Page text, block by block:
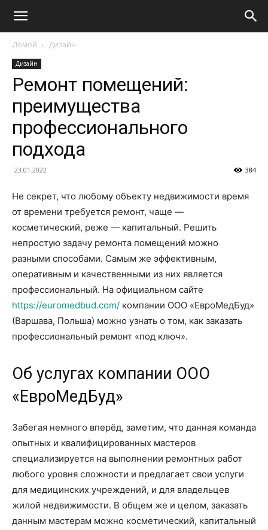
Домой Дизайн
Дизайн
Ремонт помещений:
преимущества
профессионального
подхода
23.01.2022 384
Не секрет, что любому объекту недвижимости время
от времени требуется ремонт, чаще —
косметический, реже — капитальный. Решить
непростую задачу ремонта помещений можно
разными способами. Самым же эффективным,
оперативным и качественными из них является
профессиональный. На официальном сайте
https://euromedbud.com/ компании ООО «ЕвроМедБуд»
(Варшава, Польша) можно узнать о том, как заказать
профессиональный ремонт «под ключ».
Об услугах компании ООО
«ЕвроМедБуд»
Забегая немного вперёд, заметим, что данная команда
опытных и квалифицированных мастеров
специализируется на выполнении ремонтных работ
любого уровня сложности и предлагает свои услуги
для медицинских учреждений, и для владельцев
жилой недвижимости. В общем же и целом, заказать
данным мастерам можно косметический, капитальный